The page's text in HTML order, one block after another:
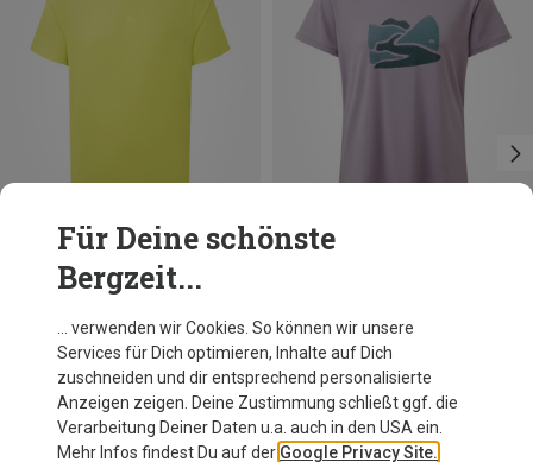
Du sparst 30%
Mountain Equipment
Damen Headpoint Graphic T-Shirt
45,46 €
Für Deine schönste
Bergzeit...
… verwenden wir Cookies. So können wir unsere
Services für Dich optimieren, Inhalte auf Dich
zuschneiden und dir entsprechend personalisierte
Anzeigen zeigen. Deine Zustimmung schließt ggf. die
Verarbeitung Deiner Daten u.a. auch in den USA ein.
Mehr Infos findest Du auf der Google Privacy Site.